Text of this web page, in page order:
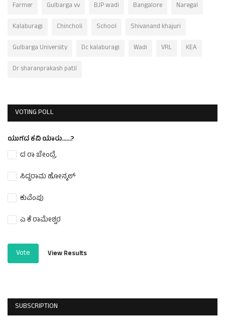
Farmer Gulbarga vv BJP wadi Bangalore
Naregal
Kalaburagi
Chincholi School
Shivanand khajuri
Gulbarga University
Dc kalaburagi Wadi VRL
KEA
Dr sharanprakash patil
VOTING POLL
ಯುಗದ ಕವಿ ಯಾರು......?
ದ ರಾ ಬೇಂದ್ರೆ
ಸಿದ್ದರಾಮ ಹೋನ್ಕಲ್
ಕುವೆಂಪು
ಎ ಕೆ ರಾಮೇಶ್ವರ
Vote View Results
SUBSCRIPTION